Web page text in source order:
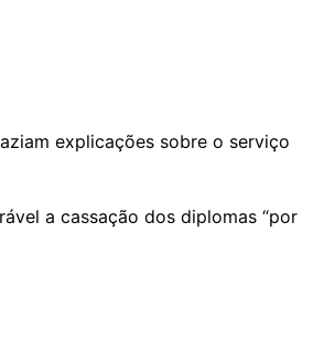
explicações sobre o serviço
a cassação dos diplomas “por